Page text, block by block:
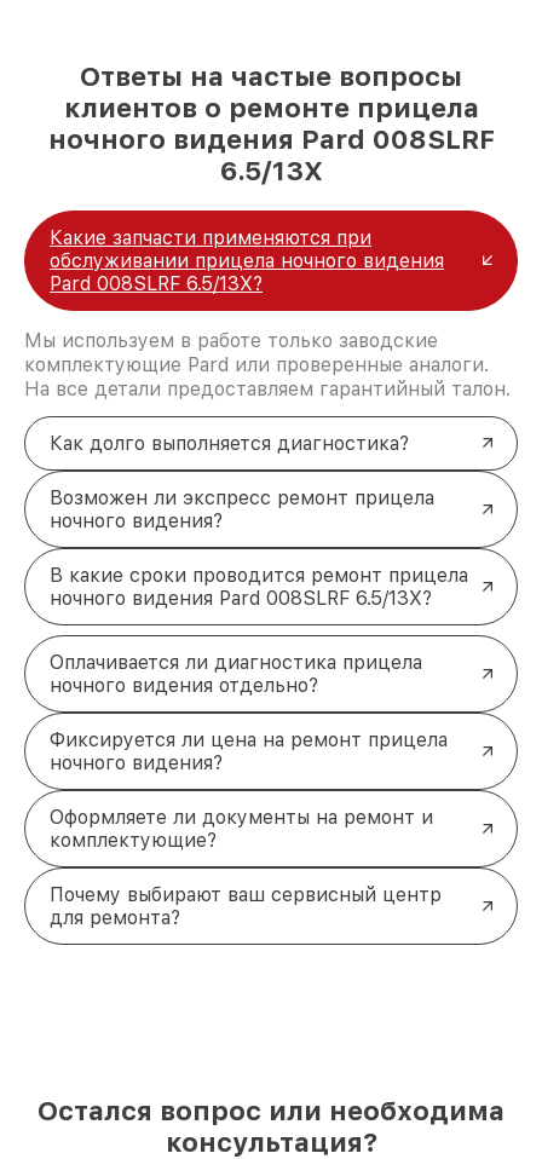
Ответы на частые вопросы
клиентов о ремонте прицела
ночного видения Pard 008SLRF
6.5/13X
Какие запчасти применяются при
обслуживании прицела ночного видения
Pard 008SLRF 6.5/13X?
Мы используем в работе только заводские
комплектующие Pard или проверенные аналоги.
На все детали предоставляем гарантийный талон.
Как долго выполняется диагностика?
Возможен ли экспресс ремонт прицела
ночного видения?
В какие сроки проводится ремонт прицела
ночного видения Pard 008SLRF 6.5/13X?
Оплачивается ли диагностика прицела
ночного видения отдельно?
Фиксируется ли цена на ремонт прицела
ночного видения?
Оформляете ли документы на ремонт и
комплектующие?
Почему выбирают ваш сервисный центр
для ремонта?
Остался вопрос или необходима
консультация?